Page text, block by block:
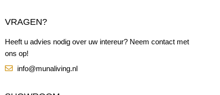
VRAGEN?
Heeft u advies nodig over uw intereur? Neem contact met
ons op!
info@munaliving.nl